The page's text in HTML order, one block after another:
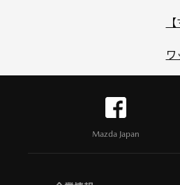
ワ
Mazda Japan